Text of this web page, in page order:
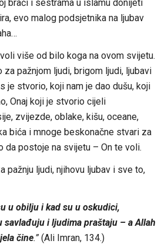
braći i sestrama u islamu donijeti
evo malog podsjetnika na ljubav
više od bilo koga na ovom svijetu.
pažnjom ljudi, brigom ljudi, ljubavi
je stvorio, koji nam je dao dušu, koji
Onaj koji je stvorio cijeli
zvijezde, oblake, kišu, oceane,
bića i mnoge beskonačne stvari za
da postoje na svijetu – On te voli.
pažnju ljudi, njihovu ljubav i sve to,
u obilju i kad su u oskudici,
i ljudima praštaju – a Allah
čine.” (Ali Imran, 134.)